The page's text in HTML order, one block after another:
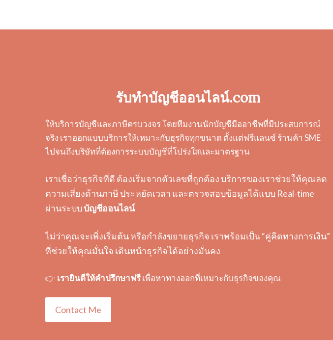
รับทำบัญชีออนไลน์.com
ให้บริการบัญชีและภาษีครบวงจร โดยทีมงานนักบัญชีมืออาชีพที่มีประสบการณ์
จริง เราออกแบบบริการให้เหมาะกับธุรกิจทุกขนาด ตั้งแต่ฟรีแลนซ์ ร้านค้า SME
ไปจนถึงบริษัทที่ต้องการระบบบัญชีที่โปร่งใสและมาตรฐาน
เราเชื่อว่าธุรกิจที่ดี ต้องเริ่มจากตัวเลขที่ถูกต้อง บริการของเราช่วยให้คุณลด
ความเสี่ยงด้านภาษี ประหยัดเวลา และตรวจสอบข้อมูลได้แบบ Real-time
ผ่านระบบบัญชีออนไลน์
ไม่ว่าคุณจะเพิ่งเริ่มต้น หรือกำลังขยายธุรกิจ เราพร้อมเป็น “คู่คิดทางการเงิน”
ที่ช่วยให้คุณมั่นใจ เดินหน้าธุรกิจได้อย่างมั่นคง
👉 เรายินดีให้คำปรึกษาฟรีเพื่อหาทางออกที่เหมาะกับธุรกิจของคุณ
Contact Me